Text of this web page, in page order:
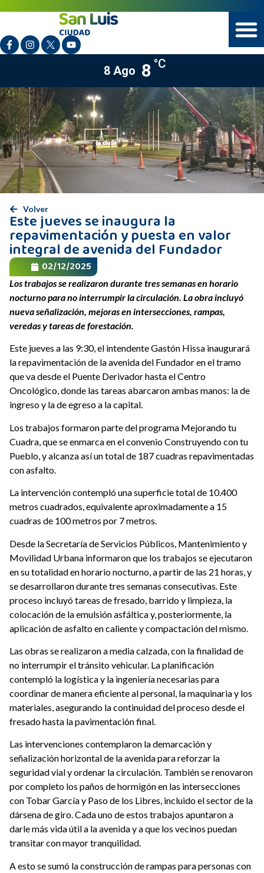
8 Ago 8 °C
Volver
Este jueves se inaugura la
repavimentación y puesta en valor
integral de avenida del Fundador
02/12/2025
Los trabajos se realizaron durante tres semanas en horario
nocturno para no interrumpir la circulación. La obra incluyó
nueva señalización, mejoras en intersecciones, rampas,
veredas y tareas de forestación.
Este jueves a las 9:30, el intendente Gastón Hissa inaugurará
la repavimentación de la avenida del Fundador en el tramo
que va desde el Puente Derivador hasta el Centro
Oncológico, donde las tareas abarcaron ambas manos: la de
ingreso y la de egreso a la capital.
Los trabajos formaron parte del programa Mejorando tu
Cuadra, que se enmarca en el convenio Construyendo con tu
Pueblo, y alcanza así un total de 187 cuadras repavimentadas
con asfalto.
La intervención contempló una superficie total de 10.400
metros cuadrados, equivalente aproximadamente a 15
cuadras de 100 metros por 7 metros.
Desde la Secretaría de Servicios Públicos, Mantenimiento y
Movilidad Urbana informaron que los trabajos se ejecutaron
en su totalidad en horario nocturno, a partir de las 21 horas, y
se desarrollaron durante tres semanas consecutivas. Este
proceso incluyó tareas de fresado, barrido y limpieza, la
colocación de la emulsión asfáltica y, posteriormente, la
aplicación de asfalto en caliente y compactación del mismo.
Las obras se realizaron a media calzada, con la finalidad de
no interrumpir el tránsito vehicular. La planificación
contempló la logística y la ingeniería necesarias para
coordinar de manera eficiente al personal, la maquinaria y los
materiales, asegurando la continuidad del proceso desde el
fresado hasta la pavimentación final.
Las intervenciones contemplaron la demarcación y
señalización horizontal de la avenida para reforzar la
seguridad vial y ordenar la circulación. También se renovaron
por completo los paños de hormigón en las intersecciones
con Tobar García y Paso de los Libres, incluido el sector de la
dársena de giro. Cada uno de estos trabajos apuntaron a
darle más vida útil a la avenida y a que los vecinos puedan
transitar con mayor tranquilidad.
A esto se sumó la construcción de rampas para personas con